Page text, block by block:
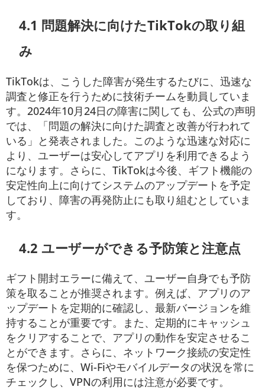
4.1 問題解決に向けたTikTokの取り組
み
TikTokは、こうした障害が発生するたびに、迅速な
調査と修正を行うために技術チームを動員していま
す。2024年10月24日の障害に関しても、公式の声明
では、「問題の解決に向けた調査と改善が行われて
いる」と発表されました。このような迅速な対応に
より、ユーザーは安心してアプリを利用できるよう
になります。さらに、TikTokは今後、ギフト機能の
安定性向上に向けてシステムのアップデートを予定
しており、障害の再発防止にも取り組むとしていま
す。
4.2 ユーザーができる予防策と注意点
ギフト開封エラーに備えて、ユーザー自身でも予防
策を取ることが推奨されます。例えば、アプリのア
ップデートを定期的に確認し、最新バージョンを維
持することが重要です。また、定期的にキャッシュ
をクリアすることで、アプリの動作を安定させるこ
とができます。さらに、ネットワーク接続の安定性
を保つために、Wi-Fiやモバイルデータの状況を常に
チェックし、VPNの利用には注意が必要です。